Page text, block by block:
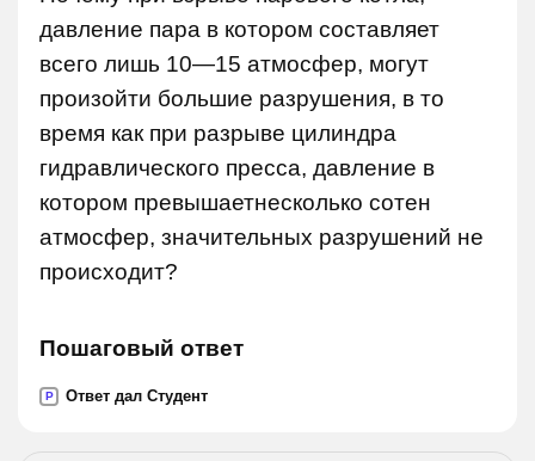
давление пара в котором составляет
всего лишь 10—15 атмосфер, могут
произойти большие разрушения, в то
время как при разрыве цилиндра
гидравлического пресса, давление в
котором превышаетнесколько сотен
атмосфер, значительных разрушений не
происходит?
Пошаговый ответ
P Ответ дал Студент